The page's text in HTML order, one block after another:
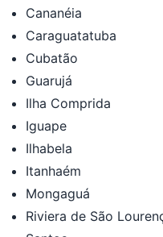
Cananéia
Caraguatatuba
Cubatão
Guarujá
Ilha Comprida
Iguape
Ilhabela
Itanhaém
Mongaguá
Riviera de São